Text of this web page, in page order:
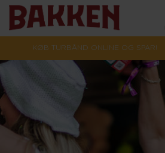
KØB TURBÅND ONLINE OG SPAR!